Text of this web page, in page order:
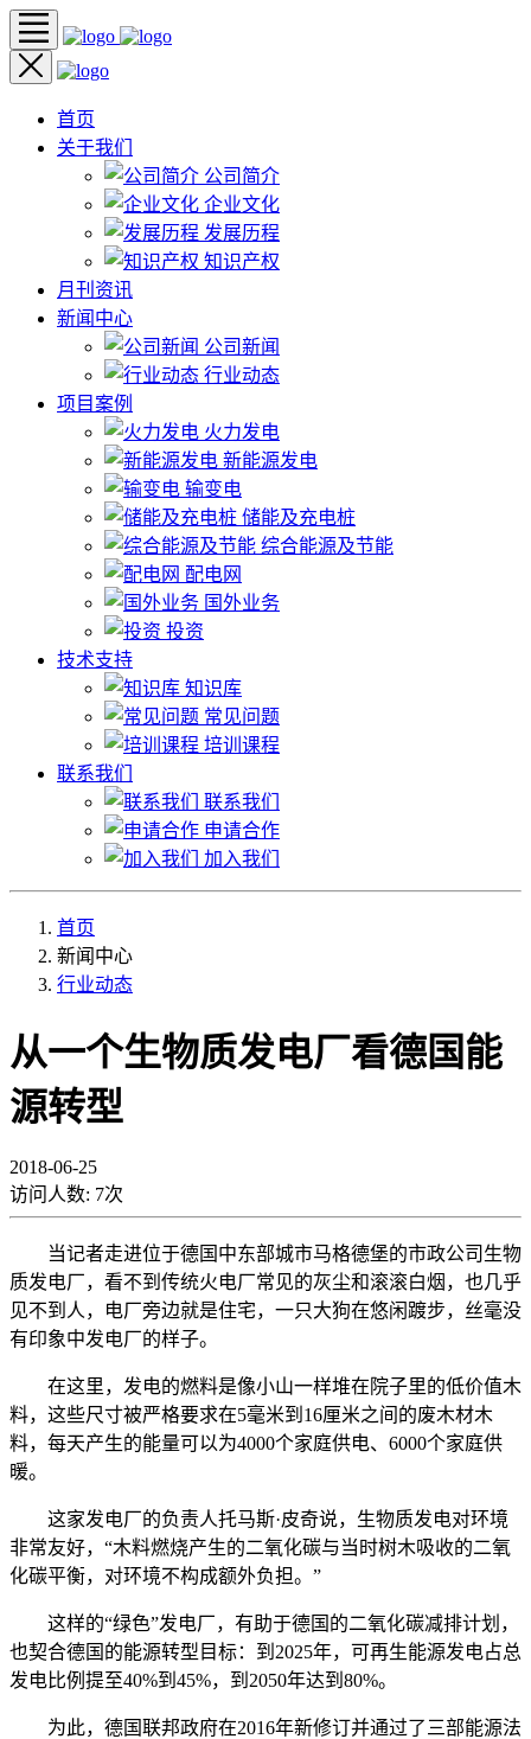
首页
关于我们
公司简介
企业文化
发展历程
知识产权
月刊资讯
新闻中心
公司新闻
行业动态
项目案例
火力发电
新能源发电
输变电
储能及充电桩
综合能源及节能
配电网
国外业务
投资
技术支持
知识库
常见问题
培训课程
联系我们
联系我们
申请合作
加入我们
首页
新闻中心
行业动态
从一个生物质发电厂看德国能
源转型
2018-06-25
访问人数: 7次
当记者走进位于德国中东部城市马格德堡的市政公司生物
质发电厂，看不到传统火电厂常见的灰尘和滚滚白烟，也几乎
见不到人，电厂旁边就是住宅，一只大狗在悠闲踱步，丝毫没
有印象中发电厂的样子。
在这里，发电的燃料是像小山一样堆在院子里的低价值木
料，这些尺寸被严格要求在5毫米到16厘米之间的废木材木
料，每天产生的能量可以为4000个家庭供电、6000个家庭供
暖。
这家发电厂的负责人托马斯·皮奇说，生物质发电对环境
非常友好，“木料燃烧产生的二氧化碳与当时树木吸收的二氧
化碳平衡，对环境不构成额外负担。”
这样的“绿色”发电厂，有助于德国的二氧化碳减排计划，
也契合德国的能源转型目标：到2025年，可再生能源发电占总
发电比例提至40%到45%，到2050年达到80%。
为此，德国联邦政府在2016年新修订并通过了三部能源法